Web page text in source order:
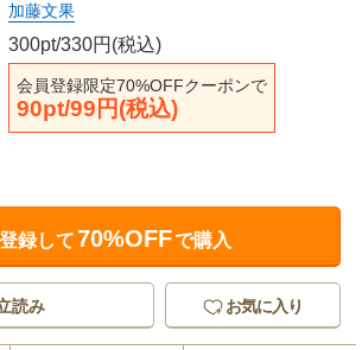
加藤文果
300pt/330円(税込)
会員登録限定70%OFFクーポンで
90pt/99円(税込)
録して70%OFFで購入
読み お気に入り